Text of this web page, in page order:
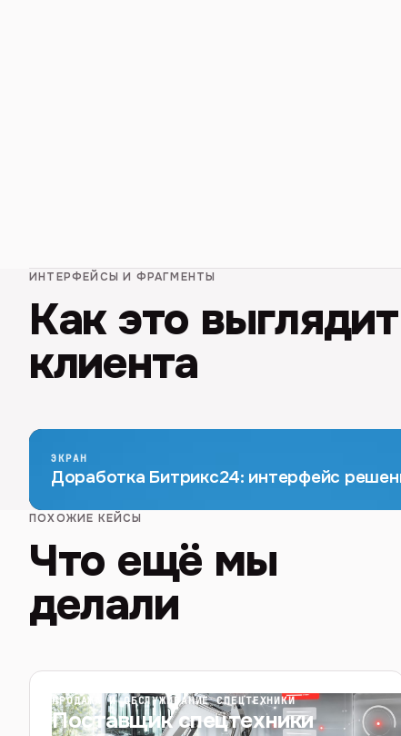
ИНТЕРФЕЙСЫ И ФРАГМЕНТЫ
Как это
клиента
ЭКРАН
Доработка Битрикс24: интерфейс
ПОХОЖИЕ КЕЙСЫ
Что ещё мы
делали
ПРОДАЖА И ОБСЛУЖИВАНИЕ СПЕЦТЕХНИКИ
Поставщик спецтехники